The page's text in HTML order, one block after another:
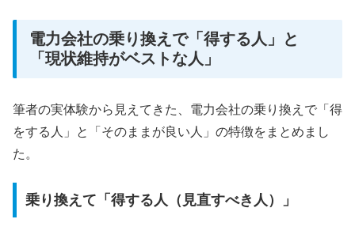
電力会社の乗り換えで「得する人」と
「現状維持がベストな人」
筆者の実体験から見えてきた、電力会社の乗り換えで「得
をする人」と「そのままが良い人」の特徴をまとめまし
た。
乗り換えて「得する人（見直すべき人）」